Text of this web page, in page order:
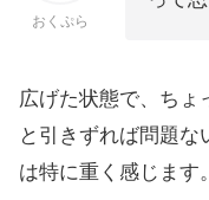
おくぷら
広げた状態で、ちょ
と引きずれば問題
は特に重く感じます。